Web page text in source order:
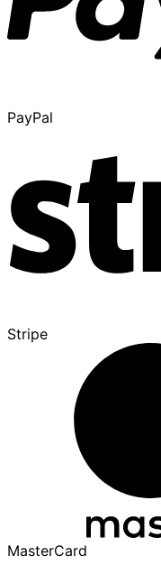
PayPal
Stripe
MasterCard